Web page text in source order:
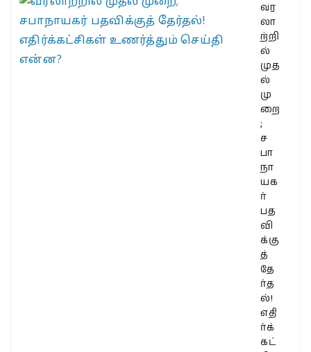
வர
லா
ற்றி
ல்
முத
ல்
மு
றை
;
ச
பா
நா
யக
ர்
பத
வி
க்கு
த்
தே
ர்த
ல்!
எதி
ர்க்
கட்